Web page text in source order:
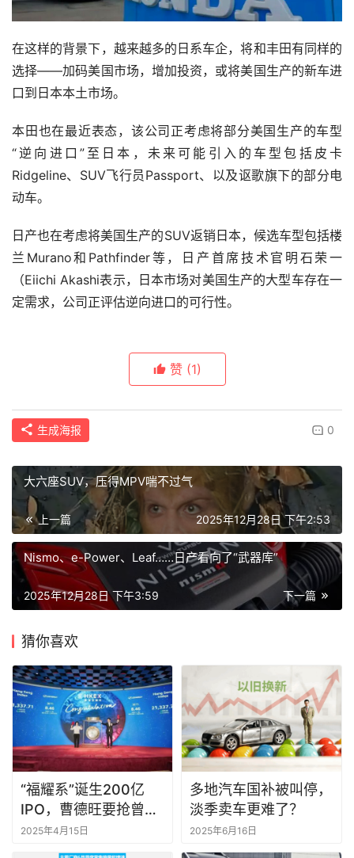
在这样的背景下，越来越多的日系车企，将和丰田有同样的
选择——加码美国市场，增加投资，或将美国生产的新车进
口到日本本土市场。
本田也在最近表态，该公司正考虑将部分美国生产的车型
“逆向进口”至日本，未来可能引入的车型包括皮卡
Ridgeline、SUV飞行员Passport、以及讴歌旗下的部分电
动车。
日产也在考虑将美国生产的SUV返销日本，候选车型包括楼
兰Murano和Pathfinder等，日产首席技术官明石荣一
（Eiichi Akashi表示，日本市场对美国生产的大型车存在一
定需求，公司正评估逆向进口的可行性。
赞 (1)
生成海报 0
大六座SUV，压得MPV喘不过气
上一篇 2025年12月28日 下午2:53
Nismo、e-Power、Leaf……日产看向了“武器库”
下一篇
2025年12月28日 下午3:59
猜你喜欢
“福耀系”诞生200亿
IPO，曹德旺要抢曾毓
群的生意
2025年4月15日
多地汽车国补被叫停，
淡季卖车更难了？
2025年6月16日